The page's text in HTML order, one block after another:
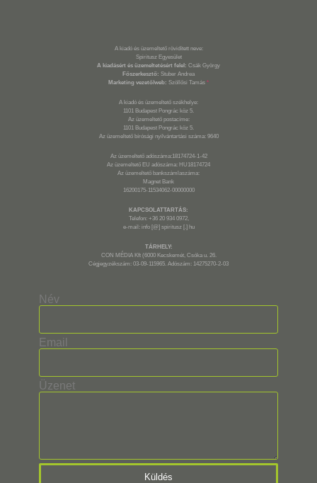
A kiadó és üzemeltető rövidített neve:
Spiritusz Egyesület
A kiadásért és üzemeltetésért felel: Csák György
Főszerkesztő: Stuber Andrea
Marketing vezető/web: Szöllősi Tamás *
A kiadó és üzemeltető székhelye:
1101 Budapest Pongrác köz 5.
Az üzemeltető postacíme:
1101 Budapest Pongrác köz 5.
Az üzemeltető bírósági nyilvántartási száma: 9640
Az üzemeltető adószáma:18174724-1-42
Az üzemeltető EU adószáma: HU18174724
Az üzemeltető bankszámlaszáma:
Magnet Bank
16200175-11534062-00000000
KAPCSOLATTARTÁS:
Telefon: +36 20 934 0972,
e-mail: info [@] spiritusz [.] hu
TÁRHELY:
CON MÉDIA Kft (6000 Kecskemét, Csóka u. 26.
Cégjegyzékszám: 03-09-115965. Adószám: 14275270-2-03
Név
Email
Üzenet
Küldés